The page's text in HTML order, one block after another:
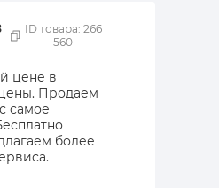
ID товара: 266
560
цене в
Продаем
самое
более